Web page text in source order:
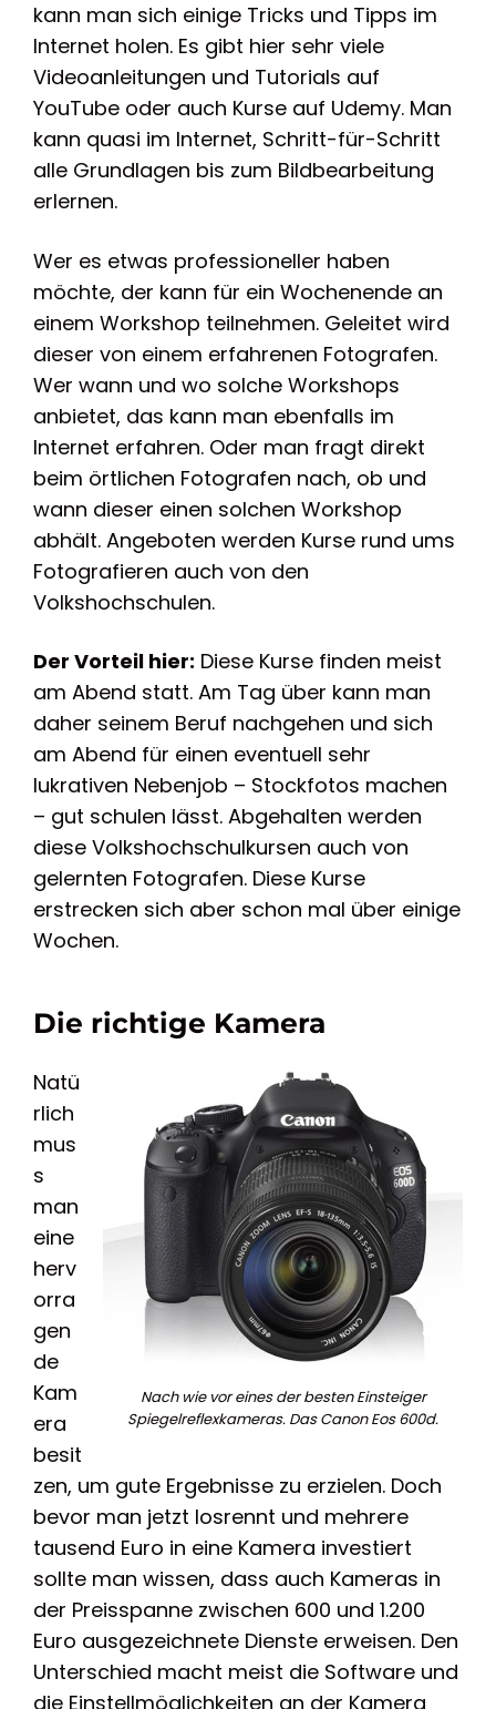
kann man sich einige Tricks und Tipps im
Internet holen. Es gibt hier sehr viele
Videoanleitungen und Tutorials auf
YouTube oder auch Kurse auf Udemy. Man
kann quasi im Internet, Schritt-für-Schritt
alle Grundlagen bis zum Bildbearbeitung
erlernen.
Wer es etwas professioneller haben
möchte, der kann für ein Wochenende an
einem Workshop teilnehmen. Geleitet wird
dieser von einem erfahrenen Fotografen.
Wer wann und wo solche Workshops
anbietet, das kann man ebenfalls im
Internet erfahren. Oder man fragt direkt
beim örtlichen Fotografen nach, ob und
wann dieser einen solchen Workshop
abhält. Angeboten werden Kurse rund ums
Fotografieren auch von den
Volkshochschulen.
Der Vorteil hier: Diese Kurse finden meist
am Abend statt. Am Tag über kann man
daher seinem Beruf nachgehen und sich
am Abend für einen eventuell sehr
lukrativen Nebenjob – Stockfotos machen
– gut schulen lässt. Abgehalten werden
diese Volkshochschulkursen auch von
gelernten Fotografen. Diese Kurse
erstrecken sich aber schon mal über einige
Wochen.
Die richtige Kamera
Nach wie vor eines der besten Einsteiger
Spiegelreflexkameras. Das Canon Eos 600d.
Natü
rlich
mus
s
man
eine
herv
orra
gen
de
Kam
era
besit
zen, um gute Ergebnisse zu erzielen. Doch
bevor man jetzt losrennt und mehrere
tausend Euro in eine Kamera investiert
sollte man wissen, dass auch Kameras in
der Preisspanne zwischen 600 und 1.200
Euro ausgezeichnete Dienste erweisen. Den
Unterschied macht meist die Software und
die Einstellmöglichkeiten an der Kamera